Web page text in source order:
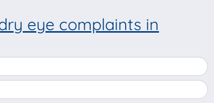
eye complaints in